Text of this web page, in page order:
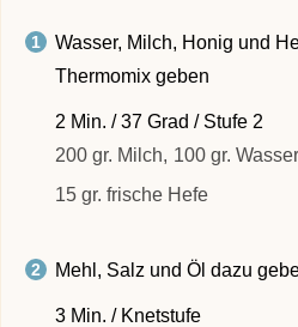
Wasser, Milch, Honig und
Thermomix geben
2 Min. / 37 Grad / Stufe 2
200 gr. Milch, 100 gr.
15 gr. frische Hefe
Mehl, Salz und Öl dazu
3 Min. / Knetstufe